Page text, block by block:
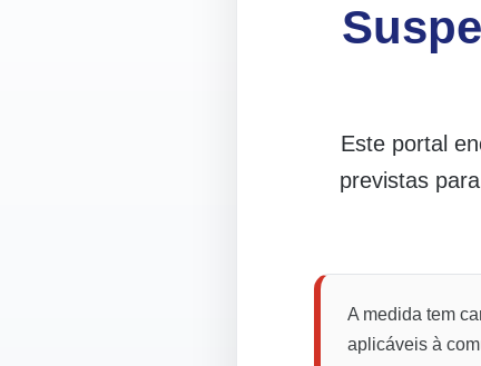
Este portal
previstas
A medida tem
aplicáveis à